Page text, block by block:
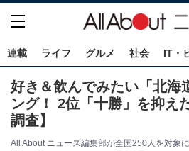
連載 ライフ グルメ 社会 IT・
好き＆飲んでみたい「北海
ング！ 2位「十勝」を抑え
調査】
All About ニュース編集部が全国250人を対象